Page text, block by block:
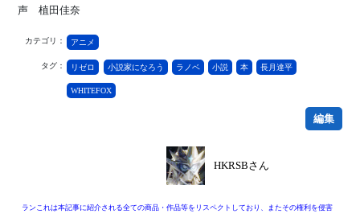
声 植田佳奈
カテゴリ： アニメ
タグ： リゼロ 小説家になろう ラノベ 小説 本 長月達平
WHITEFOX
編集
HKRSBさん
ランこれは本記事に紹介される全ての商品・作品等をリスペクトしており、またその権利を侵害